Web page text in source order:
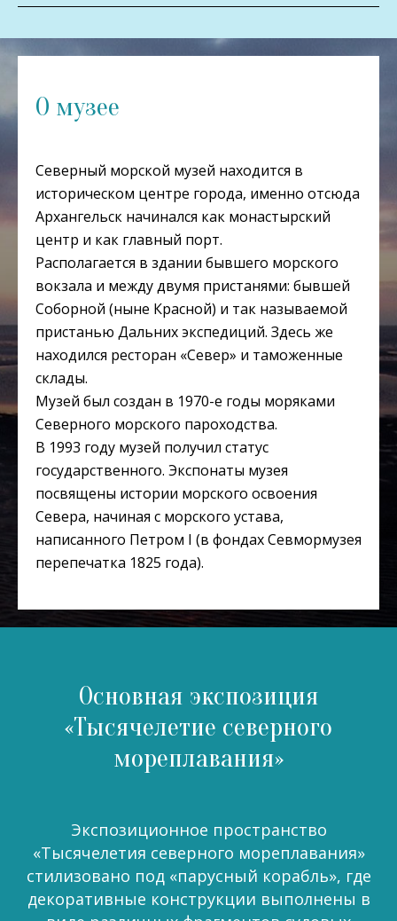
О музее
Северный морской музей находится в
историческом центре города, именно отсюда
Архангельск начинался как монастырский
центр и как главный порт.
Располагается в здании бывшего морского
вокзала и между двумя пристанями: бывшей
Соборной (ныне Красной) и так называемой
пристанью Дальних экспедиций. Здесь же
находился ресторан «Север» и таможенные
склады.
Музей был создан в 1970-е годы моряками
Северного морского пароходства.
В 1993 году музей получил статус
государственного. Экспонаты музея
посвящены истории морского освоения
Севера, начиная с морского устава,
написанного Петром I (в фондах Севмормузея
перепечатка 1825 года).
Основная экспозиция
«Тысячелетие северного
мореплавания»
Экспозиционное пространство
«Тысячелетия северного мореплавания»
стилизовано под «парусный корабль», где
декоративные конструкции выполнены в